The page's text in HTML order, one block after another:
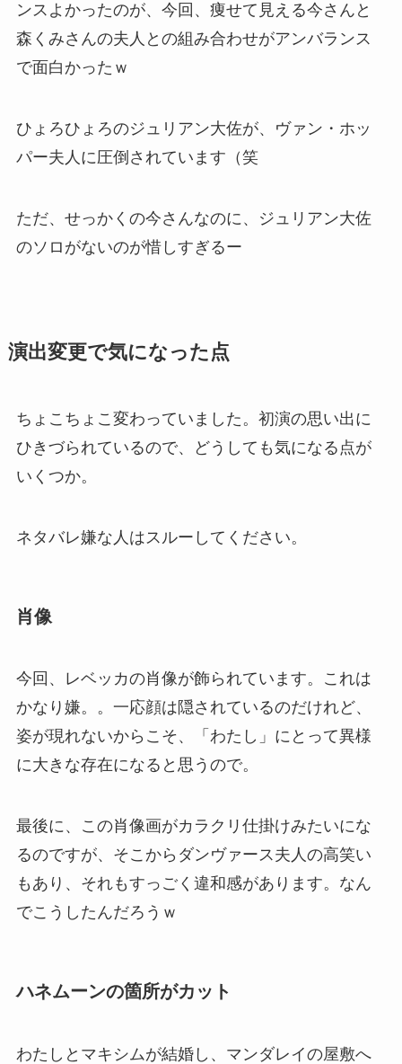
ンスよかったのが、今回、痩せて見える今さんと
森くみさんの夫人との組み合わせがアンバランス
で面白かったｗ
ひょろひょろのジュリアン大佐が、ヴァン・ホッ
パー夫人に圧倒されています（笑
ただ、せっかくの今さんなのに、ジュリアン大佐
のソロがないのが惜しすぎるー
演出変更で気になった点
ちょこちょこ変わっていました。初演の思い出に
ひきづられているので、どうしても気になる点が
いくつか。
ネタバレ嫌な人はスルーしてください。
肖像
今回、レベッカの肖像が飾られています。これは
かなり嫌。。一応顔は隠されているのだけれど、
姿が現れないからこそ、「わたし」にとって異様
に大きな存在になると思うので。
最後に、この肖像画がカラクリ仕掛けみたいにな
るのですが、そこからダンヴァース夫人の高笑い
もあり、それもすっごく違和感があります。なん
でこうしたんだろうｗ
ハネムーンの箇所がカット
わたしとマキシムが結婚し、マンダレイの屋敷へ